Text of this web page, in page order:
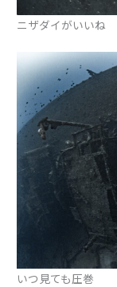
ニザダイがいいね
いつ見ても圧巻